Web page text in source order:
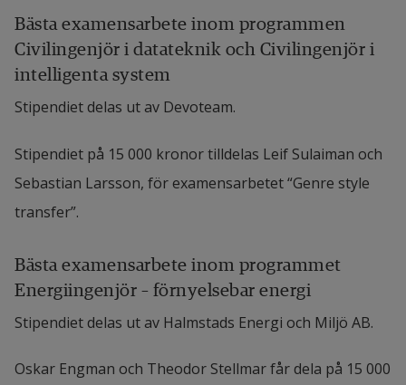
Bästa examensarbete inom programmen
Civilingenjör i datateknik och Civilingenjör i
intelligenta system
Stipendiet delas ut av Devoteam.
Stipendiet på 15 000 kronor tilldelas Leif Sulaiman och
Sebastian Larsson, för examensarbetet “Genre style
transfer”.
Bästa examensarbete inom programmet
Energiingenjör – förnyelsebar energi
Stipendiet delas ut av Halmstads Energi och Miljö AB.
Oskar Engman och Theodor Stellmar får dela på 15 000